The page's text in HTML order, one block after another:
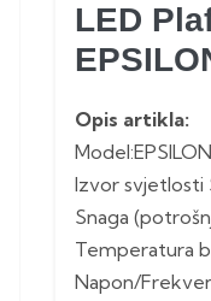
LED
Opis artikla:
Izvor svjetlosti
Snaga
Temperatura
Napon/